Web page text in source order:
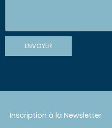
ENVOYER
Inscription à la Newsletter